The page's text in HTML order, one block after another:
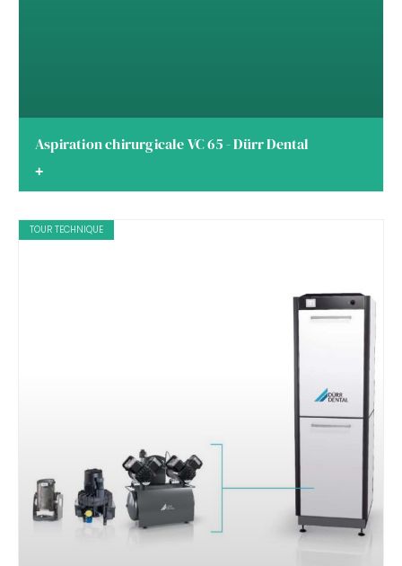
Aspiration chirurgicale VC 65 - Dürr Dental
+
TOUR TECHNIQUE